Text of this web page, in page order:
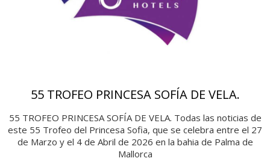
55 TROFEO PRINCESA SOFÍA DE VELA.
55 TROFEO PRINCESA SOFÍA DE VELA. Todas las noticias de
este 55 Trofeo del Princesa Sofia, que se celebra entre el 27
de Marzo y el 4 de Abril de 2026 en la bahia de Palma de
Mallorca